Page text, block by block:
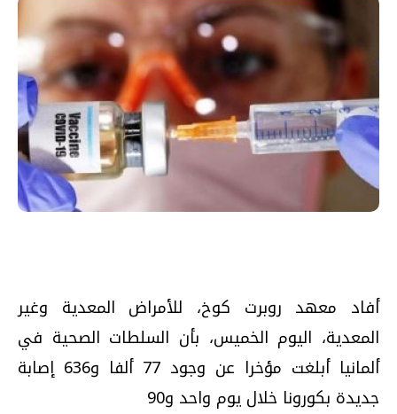
أفاد معهد روبرت كوخ، للأمراض المعدية وغير
المعدية، اليوم الخميس، بأن السلطات الصحية في
ألمانيا أبلغت مؤخرا عن وجود 77 ألفا و636 إصابة
جديدة بكورونا خلال يوم واحد و90